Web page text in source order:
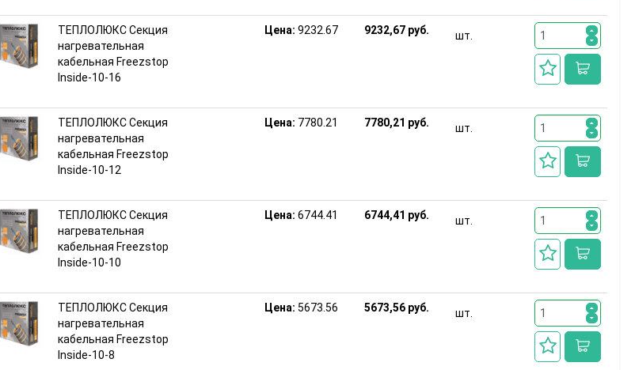
ТЕПЛОЛЮКС Секция
нагревательная
кабельная Freezstop
Inside-10-16
Цена: 9232.67 9232,67 руб. шт.
ТЕПЛОЛЮКС Секция
нагревательная
кабельная Freezstop
Inside-10-12
Цена: 7780.21 7780,21 руб. шт.
ТЕПЛОЛЮКС Секция
нагревательная
кабельная Freezstop
Inside-10-10
Цена: 6744.41 6744,41 руб. шт.
ТЕПЛОЛЮКС Секция
нагревательная
кабельная Freezstop
Inside-10-8
Цена: 5673.56 5673,56 руб. шт.